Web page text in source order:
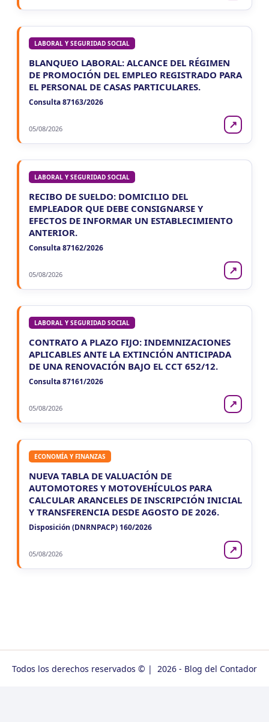
LABORAL Y SEGURIDAD SOCIAL
BLANQUEO LABORAL: ALCANCE DEL RÉGIMEN
DE PROMOCIÓN DEL EMPLEO REGISTRADO PARA
EL PERSONAL DE CASAS PARTICULARES.
Consulta 87163/2026
05/08/2026 ↗
LABORAL Y SEGURIDAD SOCIAL
RECIBO DE SUELDO: DOMICILIO DEL
EMPLEADOR QUE DEBE CONSIGNARSE Y
EFECTOS DE INFORMAR UN ESTABLECIMIENTO
ANTERIOR.
Consulta 87162/2026
05/08/2026 ↗
LABORAL Y SEGURIDAD SOCIAL
CONTRATO A PLAZO FIJO: INDEMNIZACIONES
APLICABLES ANTE LA EXTINCIÓN ANTICIPADA
DE UNA RENOVACIÓN BAJO EL CCT 652/12.
Consulta 87161/2026
05/08/2026 ↗
ECONOMÍA Y FINANZAS
NUEVA TABLA DE VALUACIÓN DE
AUTOMOTORES Y MOTOVEHÍCULOS PARA
CALCULAR ARANCELES DE INSCRIPCIÓN INICIAL
Y TRANSFERENCIA DESDE AGOSTO DE 2026.
Disposición (DNRNPACP) 160/2026
05/08/2026 ↗
Todos los derechos reservados © | 2026 - Blog del Contador